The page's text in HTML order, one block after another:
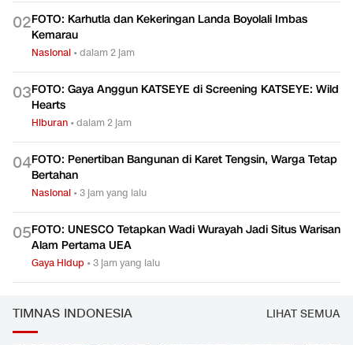
02FOTO: Karhutla dan Kekeringan Landa Boyolali Imbas
Kemarau
Nasional •dalam 2 jam
03FOTO: Gaya Anggun KATSEYE di Screening KATSEYE: Wild
Hearts
Hiburan •dalam 2 jam
04FOTO: Penertiban Bangunan di Karet Tengsin, Warga Tetap
Bertahan
Nasional •3 jam yang lalu
05FOTO: UNESCO Tetapkan Wadi Wurayah Jadi Situs Warisan
Alam Pertama UEA
Gaya Hidup •3 jam yang lalu
TIMNAS INDONESIA LIHAT SEMUA